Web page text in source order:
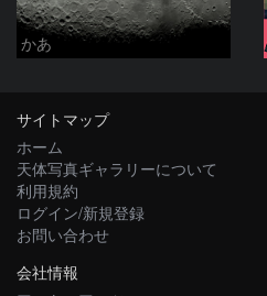
かあ
サイトマップ
ホーム
天体写真ギャラリーについて
利用規約
ログイン/新規登録
お問い合わせ
会社情報